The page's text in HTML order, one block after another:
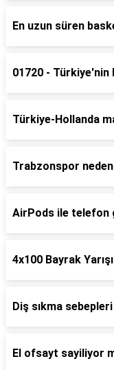
En uzun süren
01720 -
Türkiye-Hollanda
Trabzonspor neden
AirPods ile telefon
4x100 Bayrak
Diş sıkma
El ofsayt sayiliyor